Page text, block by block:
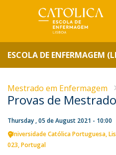
ESCOLA DE ENFERMAGEM
Mestrado em Enfermagem
Provas de
Thursday , 05 de August 2021 - 10:00
Universidade Católica Portuguesa
023 Portugal